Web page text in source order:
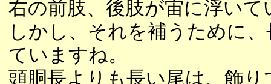
右の前肢、後肢が宙に浮いて
しかし、それを補うために
ていますね。
頭胴長よりも長い尾は、飾